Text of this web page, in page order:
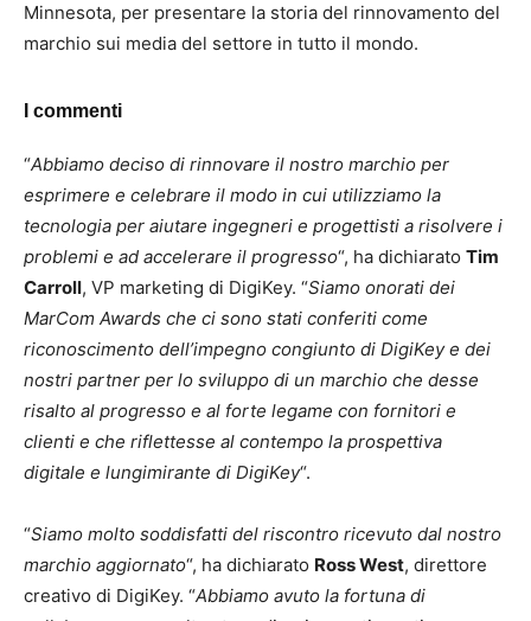
Minnesota, per presentare la storia del rinnovamento del
marchio sui media del settore in tutto il mondo.
I commenti
“Abbiamo deciso di rinnovare il nostro marchio per
esprimere e celebrare il modo in cui utilizziamo la
tecnologia per aiutare ingegneri e progettisti a risolvere i
problemi e ad accelerare il progresso“, ha dichiarato Tim
Carroll, VP marketing di DigiKey. “Siamo onorati dei
MarCom Awards che ci sono stati conferiti come
riconoscimento dell’impegno congiunto di DigiKey e dei
nostri partner per lo sviluppo di un marchio che desse
risalto al progresso e al forte legame con fornitori e
clienti e che riflettesse al contempo la prospettiva
digitale e lungimirante di DigiKey“.
“Siamo molto soddisfatti del riscontro ricevuto dal nostro
marchio aggiornato“, ha dichiarato Ross West, direttore
creativo di DigiKey. “Abbiamo avuto la fortuna di